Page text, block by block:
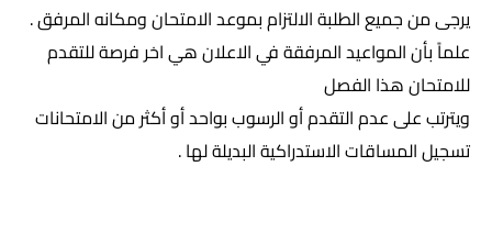
يرجى من جميع الطلبة الالتزام بموعد الامتحان ومكانه المرفق .
علماً بأن المواعيد المرفقة في الاعلان هي اخر فرصة للتقدم
للامتحان هذا الفصل
ويترتب على عدم التقدم أو الرسوب بواحد أو أكثر من الامتحانات
تسجيل المساقات الاستدراكية البديلة لها .